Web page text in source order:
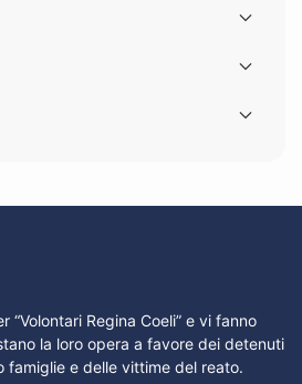
“Volontari Regina Coeli” e vi fanno
la loro opera a favore dei detenuti
famiglie e delle vittime del reato.